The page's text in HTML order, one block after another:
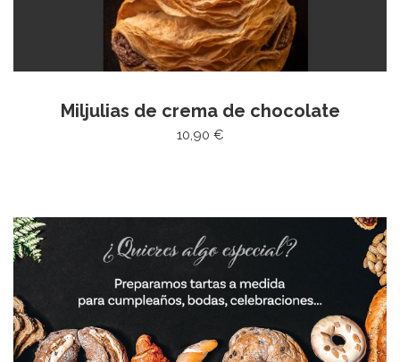
Miljulias de crema de chocolate
10,90 €